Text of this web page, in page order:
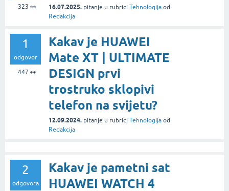
323 👀 16.07.2025. pitanje u rubrici Tehnologija od
Redakcija
1
odgovor
447 👀
Kakav je HUAWEI
Mate XT | ULTIMATE
DESIGN prvi
trostruko sklopivi
telefon na svijetu?
12.09.2024. pitanje u rubrici Tehnologija od
Redakcija
2
odgovora
Kakav je pametni sat
HUAWEI WATCH 4